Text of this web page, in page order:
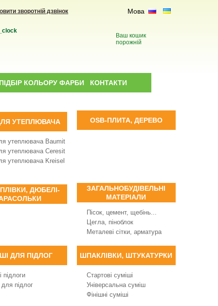
зворотній дзвінок Мова
Ваш кошик
порожній
ПІДБІР КОЛЬОРУ ФАРБИ КОНТАКТИ
УТЕПЛЮВАЧА
утеплювача Baumit
утеплювача Ceresit
утеплювача Kreisel
OSB-ПЛИТА, ДЕРЕВО
ДЮБЕЛІ-
ЗАГАЛЬНОБУДІВЕЛЬНІ
МАТЕРІАЛИ
Пісок, цемент, щебінь...
Цегла, піноблок
Металеві сітки, арматура
ДЛЯ ПІДЛОГ
підлоги
підлог
ШПАКЛІВКИ, ШТУКАТУРКИ
Стартові суміші
Універсальна суміш
Фінішні суміші